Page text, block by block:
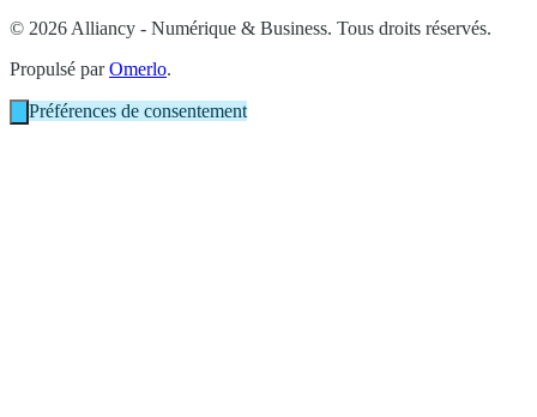
© 2026 Alliancy - Numérique & Business. Tous droits réservés.
Propulsé parOmerlo.
Préférences de consentement